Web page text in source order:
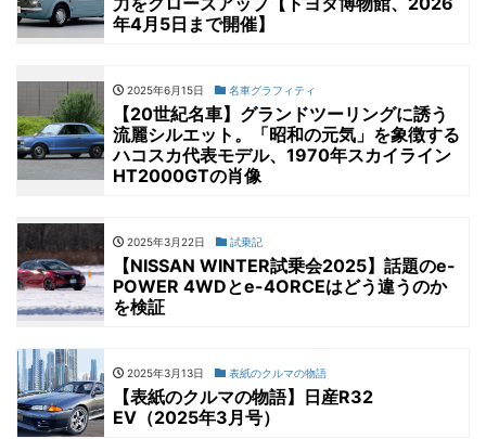
年4月5日まで開催】
2025年6月15日 名車グラフィティ
【20世紀名車】グランドツーリングに誘う
流麗シルエット。「昭和の元気」を象徴する
ハコスカ代表モデル、1970年スカイライン
HT2000GTの肖像
2025年3月22日 試乗記
【NISSAN WINTER試乗会2025】話題のe-
POWER 4WDとe-4ORCEはどう違うのか
を検証
2025年3月13日 表紙のクルマの物語
【表紙のクルマの物語】日産R32
EV（2025年3月号）